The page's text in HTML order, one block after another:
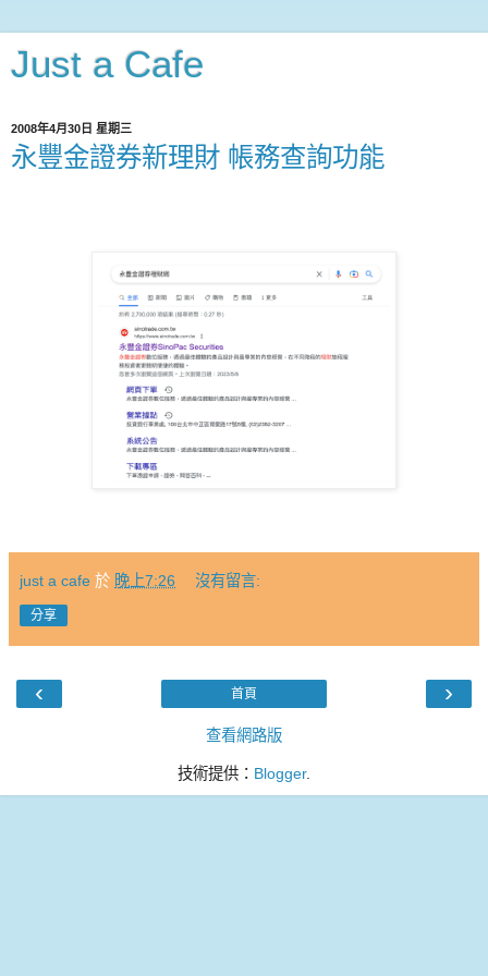
Just a Cafe
2008年4月30日 星期三
永豐金證券新理財 帳務查詢功能
just a cafe 於 晚上7:26 沒有留言:
分享
‹ ›
首頁
查看網路版
技術提供： Blogger.